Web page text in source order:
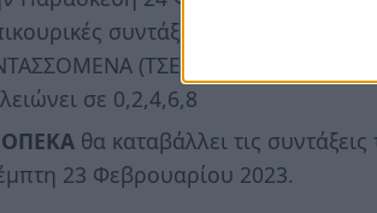
συντάξεις από τους
(ΤΣΕΑΠΓΣΟ,ΤΣΠ-ΗΣΑΠ),
σε 0,2,4,6,8
ΟΠΕΚΑθα καταβάλλει τις
23 Φεβρουαρίου 2023.